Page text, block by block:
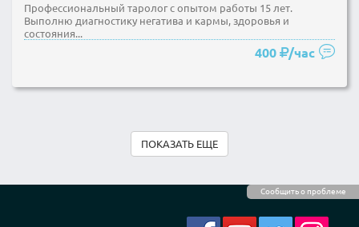
Сообщить о проблеме
Профессиональный таролог с опытом работы 15 лет.
Выполню диагностику негатива и кармы, здоровья и
состояния...
400 /час
ПОКАЗАТЬ ЕЩЕ